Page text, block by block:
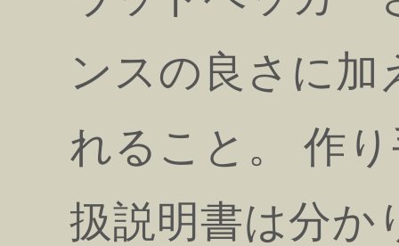
ンスの良さに加
れること。 作
扱説明書は分か